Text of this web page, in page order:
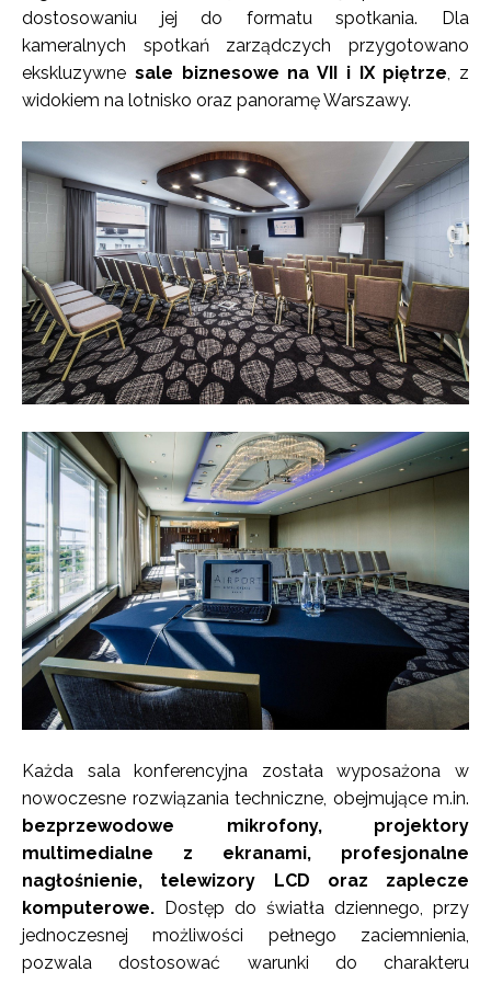
dostosowaniu jej do formatu spotkania. Dla
kameralnych spotkań zarządczych przygotowano
ekskluzywne sale biznesowe na VII i IX piętrze, z
widokiem na lotnisko oraz panoramę Warszawy.
Każda sala konferencyjna została wyposażona w
nowoczesne rozwiązania techniczne, obejmujące m.in.
bezprzewodowe mikrofony, projektory
multimedialne z ekranami, profesjonalne
nagłośnienie, telewizory LCD oraz zaplecze
komputerowe. Dostęp do światła dziennego, przy
jednoczesnej możliwości pełnego zaciemnienia,
pozwala dostosować warunki do charakteru